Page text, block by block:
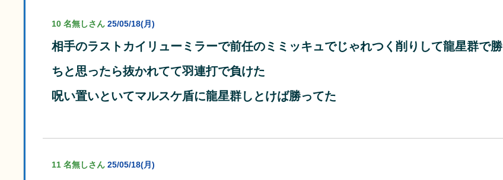
10 名無しさん 25/05/18(月)
相手のラストカイリューミラーで前任のミミッキュでじゃれつく削りして龍星群で勝
ちと思ったら抜かれてて羽連打で負けた
呪い置いといてマルスケ盾に龍星群しとけば勝ってた
11 名無しさん 25/05/18(月)